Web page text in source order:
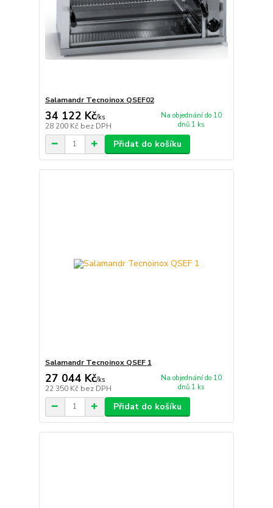
Salamandr Tecnoinox QSEF02
34 122 Kč/ks
28 200 Kč bez DPH
Na objednání do 10
dnů 1 ks
Přidat do košíku
Salamandr Tecnoinox QSEF 1
27 044 Kč/ks
22 350 Kč bez DPH
Na objednání do 10
dnů 1 ks
Přidat do košíku